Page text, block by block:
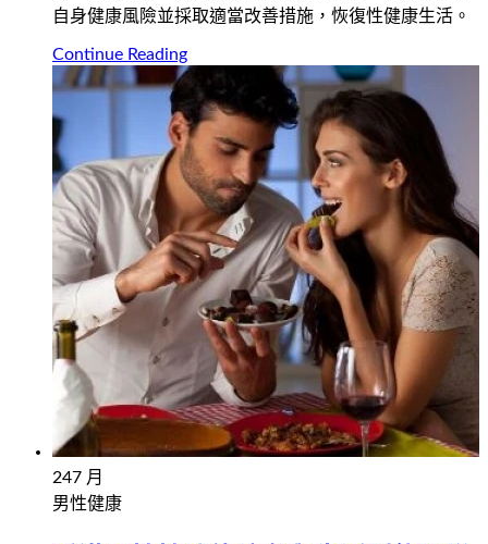
自身健康風險並採取適當改善措施，恢復性健康生活。
Continue Reading
247 月
男性健康